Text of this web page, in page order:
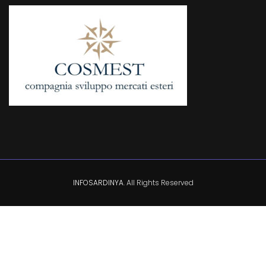
INFOSARDINYA. All Rights Reserved